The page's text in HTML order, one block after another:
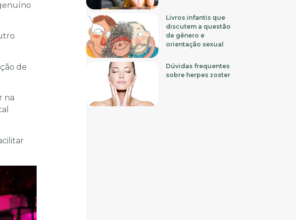
de
na
Livros infantis que
discutem a questão
de gênero e
orientação sexual
Dúvidas frequentes
sobre herpes zoster